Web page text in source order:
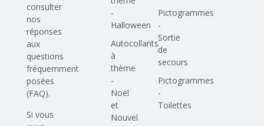
consulter
nos
réponses
aux
questions
fréquemment
posées
(FAQ).
Si vous
-
Halloween
Autocollants
à
thème
-
Noël
et
Nouvel
Pictogrammes
-
Sortie
de
secours
Pictogrammes
-
Toilettes